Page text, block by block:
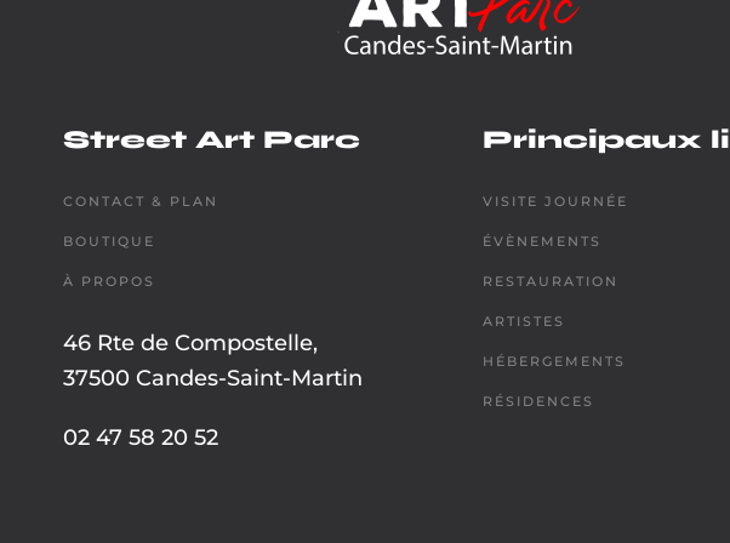
Street Art Parc
CONTACT & PLAN
BOUTIQUE
À PROPOS
46 Rte de Compostelle,
37500 Candes-Saint-Martin
02 47 58 20 52
Principaux
VISITE JOURNÉE
ÉVÈNEMENTS
RESTAURATION
ARTISTES
HÉBERGEMENTS
RÉSIDENCES